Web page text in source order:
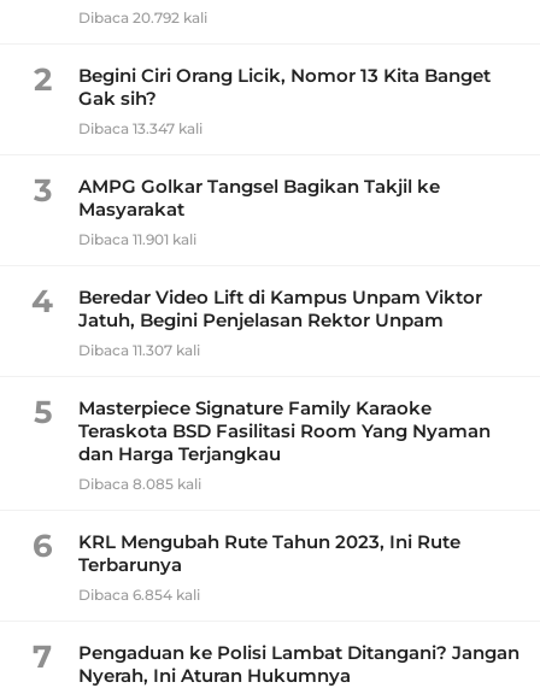
Dibaca 20.792 kali
2
Begini Ciri Orang Licik, Nomor 13 Kita Banget
Gak sih?
Dibaca 13.347 kali
3
AMPG Golkar Tangsel Bagikan Takjil ke
Masyarakat
Dibaca 11.901 kali
4
Beredar Video Lift di Kampus Unpam Viktor
Jatuh, Begini Penjelasan Rektor Unpam
Dibaca 11.307 kali
5
Masterpiece Signature Family Karaoke
Teraskota BSD Fasilitasi Room Yang Nyaman
dan Harga Terjangkau
Dibaca 8.085 kali
6
KRL Mengubah Rute Tahun 2023, Ini Rute
Terbarunya
Dibaca 6.854 kali
7
Pengaduan ke Polisi Lambat Ditangani? Jangan
Nyerah, Ini Aturan Hukumnya